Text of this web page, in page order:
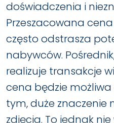
doświadczenia i
Przeszacowana
często odstrasza
nabywców.
realizuje transakcje
cena będzie możliwa
tym, duże
zdjęcia. To jednak